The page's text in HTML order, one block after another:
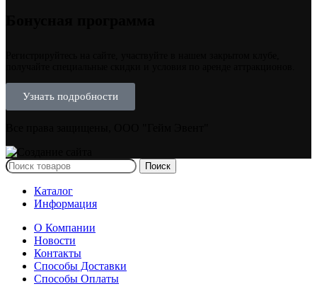
Узнать подробности
Поиск
Каталог
Информация
О Компании
Новости
Контакты
Способы Доставки
Способы Оплаты